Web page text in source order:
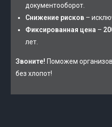
документооборот.
Снижение рисков –
Фиксированная цена –
лет.
Звоните! Поможем
без хлопот!